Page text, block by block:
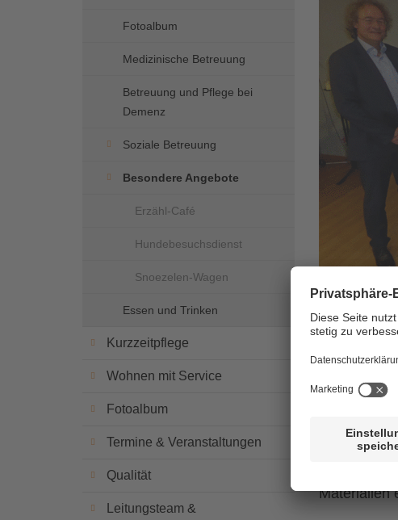
Fotoalbum
Medizinische Betreuung
Betreuung und Pflege bei
Demenz
Soziale Betreuung
Besondere Angebote
Erzähl-Café
Hundebesuchsdienst
Snoezelen-Wagen
Essen und Trinken
Kurzzeitpflege
Wohnen mit Service
Fotoalbum
Termine & Veranstaltungen
Qualität
Leitungsteam &
Seit
Limburg
Demenz
sensitiven
Materialien